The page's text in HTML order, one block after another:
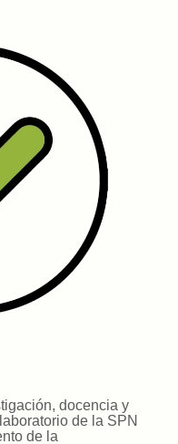
docencia y
de la SPN
de la